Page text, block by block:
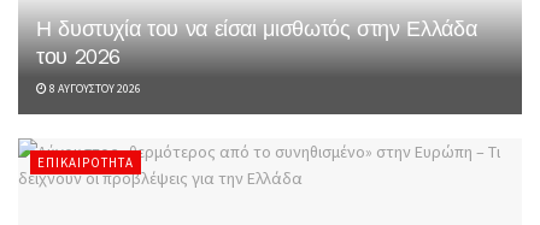
Η δυστυχία του να είσαι μισθωτός στην Ελλάδα
του 2026
8 ΑΥΓΟΎΣΤΟΥ 2026
ΕΠΙΚΑΙΡΌΤΗΤΑ